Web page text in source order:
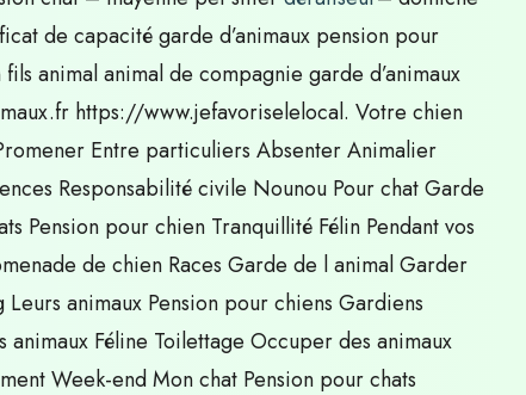
de capacité garde d’animaux pension pour
animal animal de compagnie garde d’animaux
https://www.jefavoriselelocal. Votre chien
Entre particuliers Absenter Animalier
Responsabilité civile Nounou Pour chat Garde
Pension pour chien Tranquillité Félin Pendant vos
de chien Races Garde de l animal Garder
animaux Pension pour chiens Gardiens
Féline Toilettage Occuper des animaux
Week-end Mon chat Pension pour chats